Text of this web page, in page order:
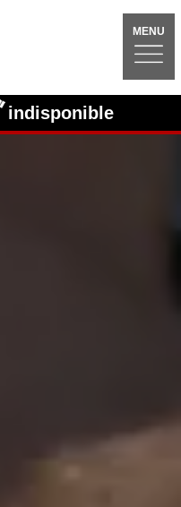
MENU
indisponible